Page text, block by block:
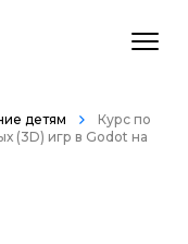
детям
Курс по
(3D) игр в Godot на